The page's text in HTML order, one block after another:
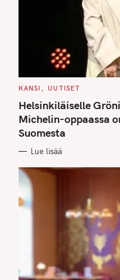
C
T
E
G
O
R
I
S
KANSI UUTISET
Helsinkiläiselle
Michelin-oppaassa
Suomesta
Lue lisää